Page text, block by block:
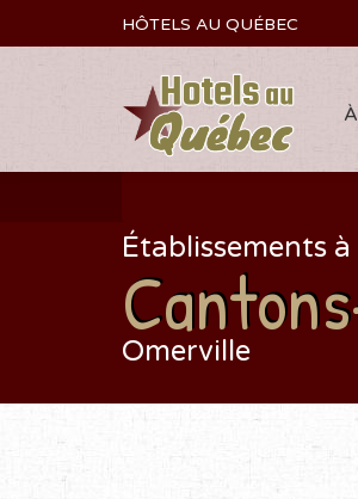
HÔTELS AU QUÉBEC
Établissements
Omerville